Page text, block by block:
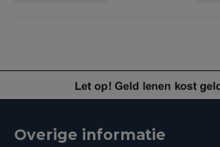
Overige informatie